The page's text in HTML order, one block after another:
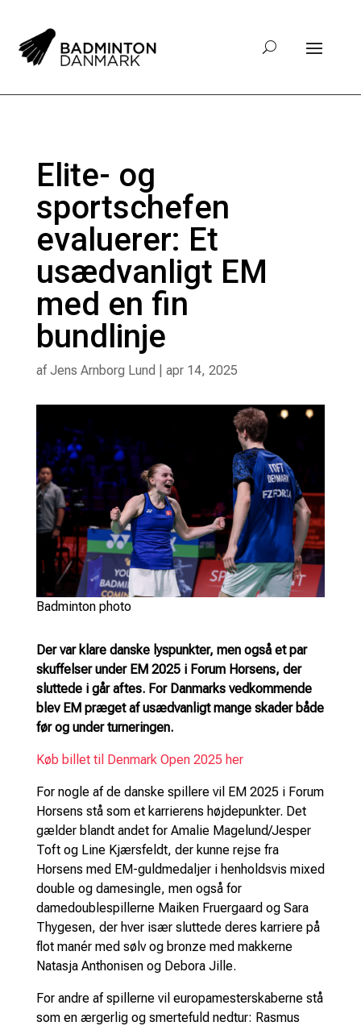
Elite- og
sportschefen
evaluerer: Et
usædvanligt EM
med en fin
bundlinje
afJens Arnborg Lund apr 14, 2025
Badminton photo
Der var klare danske lyspunkter, men også et par
skuffelser under EM 2025 i Forum Horsens, der
sluttede i går aftes. For Danmarks vedkommende
blev EM præget af usædvanligt mange skader både
før og under turneringen.
Køb billet til Denmark Open 2025 her
For nogle af de danske spillere vil EM 2025 i Forum
Horsens stå som et karrierens højdepunkter. Det
gælder blandt andet for Amalie Magelund/Jesper
Toft og Line Kjærsfeldt, der kunne rejse fra
Horsens med EM-guldmedaljer i henholdsvis mixed
double og damesingle, men også for
damedoublespillerne Maiken Fruergaard og Sara
Thygesen, der hver især sluttede deres karriere på
flot manér med sølv og bronze med makkerne
Natasja Anthonisen og Debora Jille.
For andre af spillerne vil europamesterskaberne stå
som en ærgerlig og smertefuld nedtur: Rasmus